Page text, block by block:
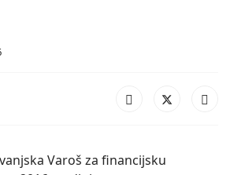
Varoš za financijsku